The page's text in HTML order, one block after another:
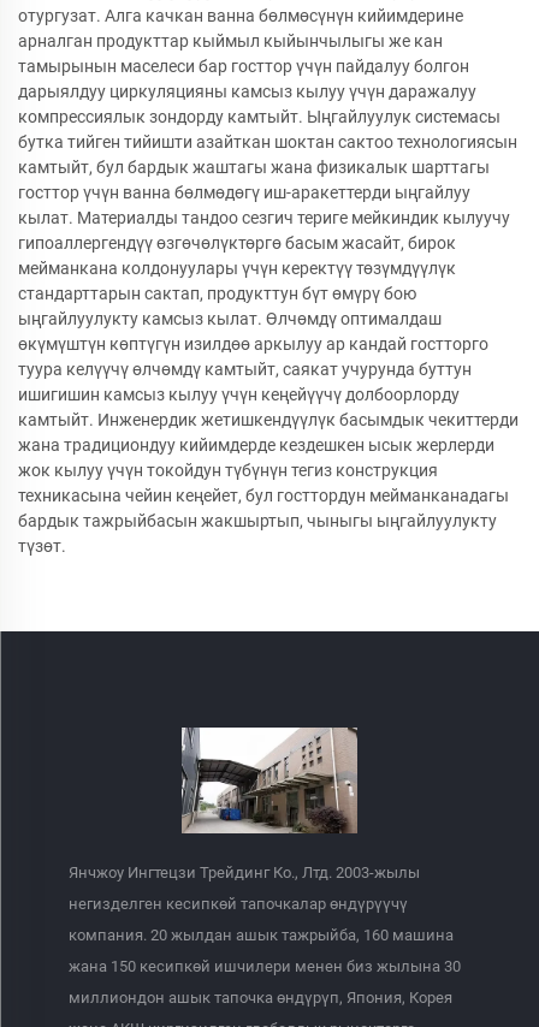
отургузат. Алга качкан ванна бөлмөсүнүн кийимдерине
арналган продукттар кыймыл кыйынчылыгы же кан
тамырынын маселеси бар госттор үчүн пайдалуу болгон
дарыялдуу циркуляцияны камсыз кылуу үчүн даражалуу
компрессиялык зондорду камтыйт. Ыңгайлуулук системасы
бутка тийген тийишти азайткан шоктан сактоо технологиясын
камтыйт, бул бардык жаштагы жана физикалык шарттагы
госттор үчүн ванна бөлмөдөгү иш-аракеттерди ыңгайлуу
кылат. Материалды тандоо сезгич териге мейкиндик кылуучу
гипоаллергендүү өзгөчөлүктөргө басым жасайт, бирок
мейманкана колдонуулары үчүн керектүү төзүмдүүлүк
стандарттарын сактап, продукттун бүт өмүрү бою
ыңгайлуулукту камсыз кылат. Өлчөмдү оптималдаш
өкүмүштүн көптүгүн изилдөө аркылуу ар кандай гостторго
туура келүүчү өлчөмдү камтыйт, саякат учурунда буттун
ишигишин камсыз кылуу үчүн кеңейүүчү долбоорлорду
камтыйт. Инженердик жетишкендүүлүк басымдык чекиттерди
жана традициондуу кийимдерде кездешкен ысык жерлерди
жок кылуу үчүн токойдун түбүнүн тегиз конструкция
техникасына чейин кеңейет, бул госттордун мейманканадагы
бардык тажрыйбасын жакшыртып, чыныгы ыңгайлуулукту
түзөт.
Янчжоу Ингтецзи Трейдинг Ко., Лтд. 2003-жылы
негизделген кесипкөй тапочкалар өндүрүүчү
компания. 20 жылдан ашык тажрыйба, 160 машина
жана 150 кесипкөй ишчилери менен биз жылына 30
миллиондон ашык тапочка өндүрүп, Япония, Корея